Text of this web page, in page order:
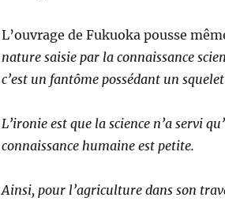
L’ouvrage de Fukuoka pousse
nature saisie par la connaissance
c’est un fantôme possédant un
L’ironie est que la science n’a servi
connaissance humaine est petite.
Ainsi, pour l’agriculture dans son